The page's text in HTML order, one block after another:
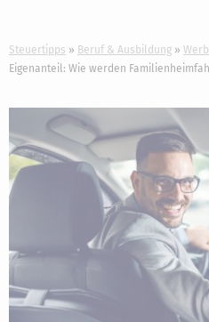
Steuertipps Beruf & Ausbildung
Eigenanteil: Wie werden